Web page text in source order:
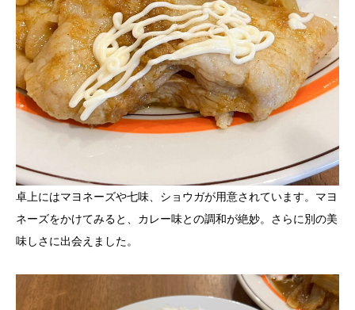
卓上にはマヨネーズや七味、ショウガが用意されています。マヨ
ネーズをかけてみると、カレー味との調和が絶妙。さらに別の美
味しさに出会えました。